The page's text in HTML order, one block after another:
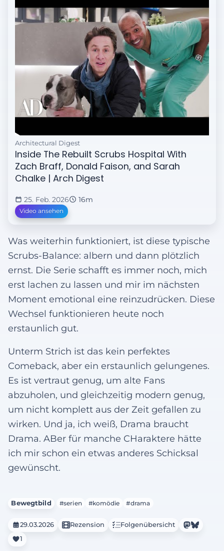
Video laden Datenschutz
Architectural Digest
Inside The Rebuilt Scrubs Hospital With
Zach Braff, Donald Faison, and Sarah
Chalke | Arch Digest
25. Feb. 2026 16m
Video ansehen
Was weiterhin funktioniert, ist diese typische
Scrubs-Balance: albern und dann plötzlich
ernst. Die Serie schafft es immer noch, mich
erst lachen zu lassen und mir im nächsten
Moment emotional eine reinzudrücken. Diese
Wechsel funktionieren heute noch
erstaunlich gut.
Unterm Strich ist das kein perfektes
Comeback, aber ein erstaunlich gelungenes.
Es ist vertraut genug, um alte Fans
abzuholen, und gleichzeitig modern genug,
um nicht komplett aus der Zeit gefallen zu
wirken. Und ja, ich weiß, Drama braucht
Drama. ABer für manche CHaraktere hätte
ich mir schon ein etwas anderes Schicksal
gewünscht.
Bewegtbild #serien #komödie #drama
29.03.2026 Rezension
Folgenübersicht
1